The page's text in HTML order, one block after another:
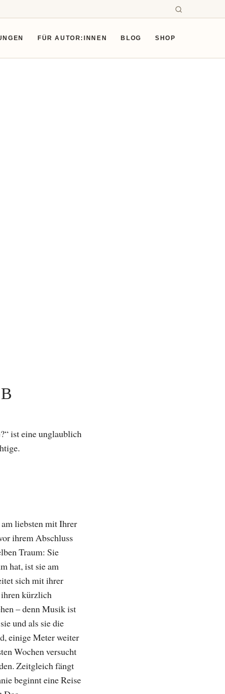
FÜR AUTOR:INNEN BLOG SHOP
ist eine unglaublich
liebsten mit Ihrer
ihrem Abschluss
Traum: Sie
hat, ist sie am
sich mit ihrer
kürzlich
– denn Musik ist
und als sie die
einige Meter weiter
Wochen versucht
Zeitgleich fängt
beginnt eine Reise